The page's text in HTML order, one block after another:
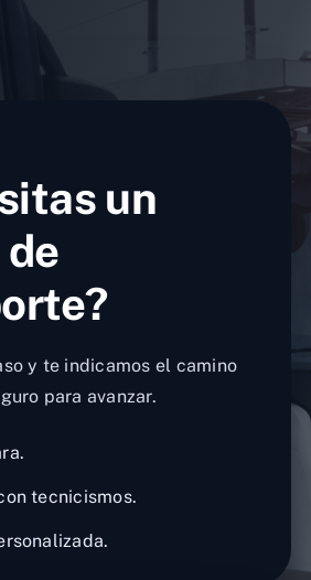
un
y te indicamos el camino
para avanzar.
tecnicismos.